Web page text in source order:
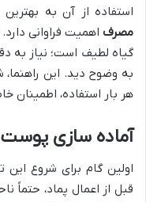
استفاده از آن به
مصرف اهمیت فراوانی
گیاه لطیف است؛ نیاز به
به وضوح دید. این راهنما،
هر بار استفاده، اطمینان
آماده سازی
اولین گام برای شروع این
قبل از اعمال پماد، حتماً